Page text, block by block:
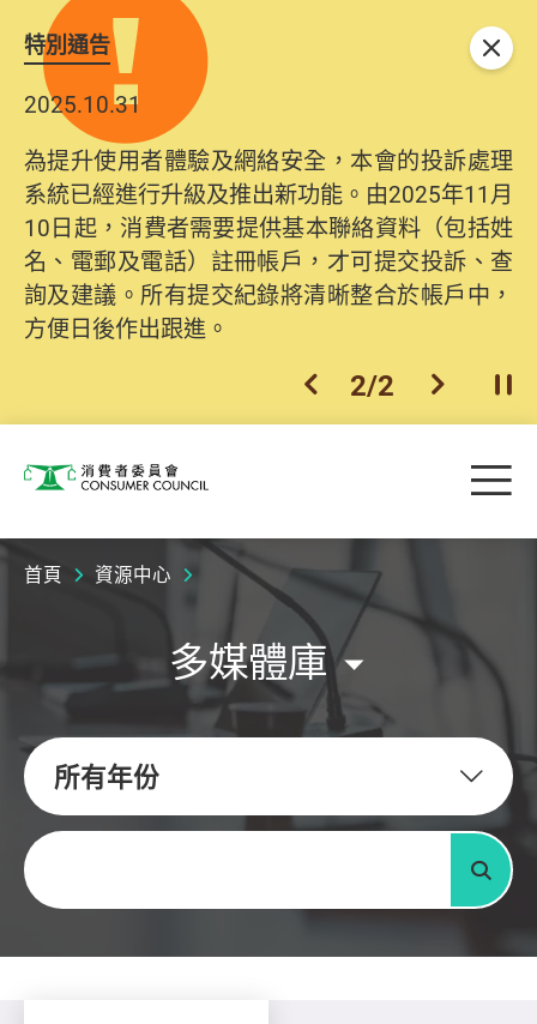
特別通告
2025.10.31
為提升使用者體驗及網絡安全，本會的投訴處理
系統已經進行升級及推出新功能。由2025年11月
10日起，消費者需要提供基本聯絡資料（包括姓
名、電郵及電話）註冊帳戶，才可提交投訴、查
詢及建議。所有提交紀錄將清晰整合於帳戶中，
方便日後作出跟進。
上一個
2/2 下一個開
關閉
消費者委員會 目
首頁 資源中心
多媒體庫
所有年份
關鍵字
搜尋